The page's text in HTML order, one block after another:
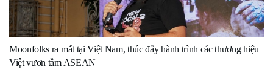
Moonfolks ra mắt tại Việt Nam, thúc đẩy hành trình các thương hiệu
Việt vươn tầm ASEAN